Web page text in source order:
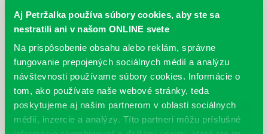
Aj Petržalka používa súbory cookies, aby ste sa
nestratili ani v našom ONLINE svete
Na prispôsobenie obsahu alebo reklám, správne
fungovanie prepojených sociálnych médií a analýzu
návštevnosti používame súbory cookies. Informácie o
tom, ako používate naše webové stránky, teda
poskytujeme aj našim partnerom v oblasti sociálnych
médií, inzercie a analýzy. Títo partneri môžu príslušné